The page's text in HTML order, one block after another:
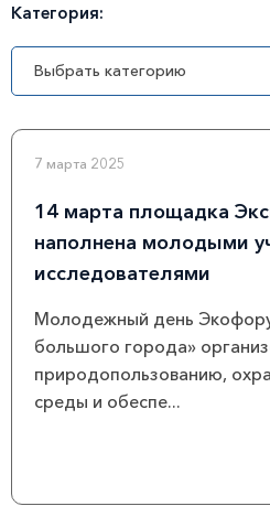
Категория:
7 марта 2025
14 марта площадка
наполнена молодыми
исследователями
Молодежный день
большого города»
природопользованию,
среды и обеспе...